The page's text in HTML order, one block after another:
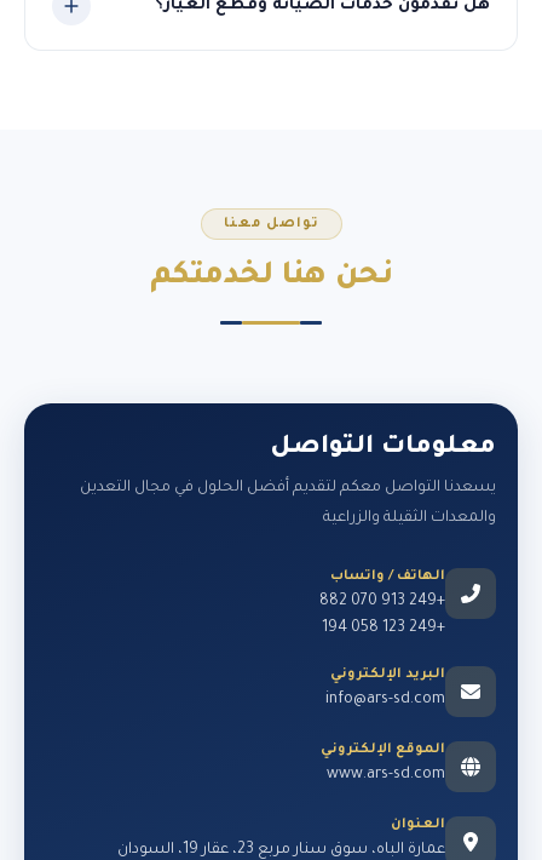
هل تقدمون خدمات الصيانة وقطع الغيار؟
تواصل معنا
نحن هنا لخدمتكم
معلومات التواصل
يسعدنا التواصل معكم لتقديم أفضل الحلول في مجال التعدين
والمعدات الثقيلة والزراعية
الهاتف / واتساب
+249 913 070 882
+249 123 058 194
البريد الإلكتروني
info@ars-sd.com
الموقع الإلكتروني
www.ars-sd.com
العنوان
عمارة الباه، سوق سنار مربع 23، عقار 19، السودان